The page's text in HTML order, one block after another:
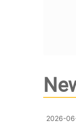
2026-